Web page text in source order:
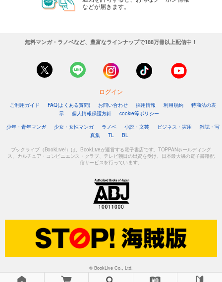
などが届きます。
無料マンガ・ラノベなど、豊富なラインナップで188万冊以上配信中！
ログイン
ご利用ガイド FAQ(よくある質問) お問い合わせ 採用情報 利用規約
特商法の表
示
個人情報保護方針
cookie等ポリシー
少年・青年マンガ
少女・女性マンガ ラノベ 小説・文芸 ビジネス・実用
雑誌・写
真集
TL BL
ブックライブ（BookLive!）は、BookLiveが運営する電子書店です。TOPPANホールディング
ス、カルチュア・コンビニエンス・クラブ、テレビ朝日の出資を受け、日本最大級の電子書籍配
信サービスを行っています。
© BookLive Co., Ltd.